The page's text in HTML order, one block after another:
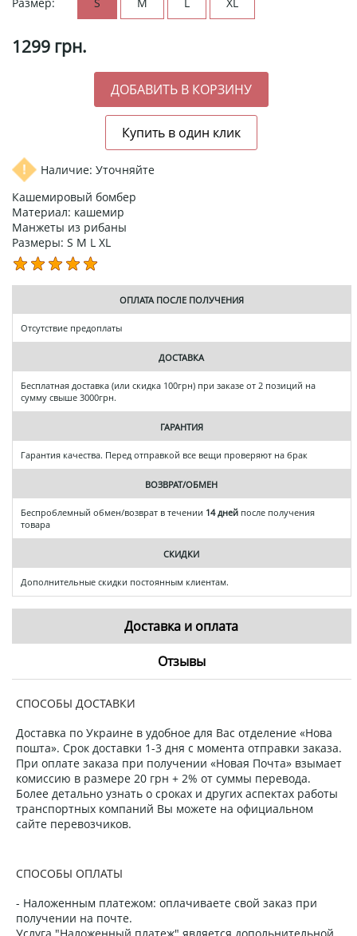
1299 грн.
Наличие: Уточняйте
Кашемировый бомбер
Материал: кашемир
Манжеты из рибаны
Размеры: S M L XL
ОПЛАТА ПОСЛЕ ПОЛУЧЕНИЯ
Отсутствие предоплаты
ДОСТАВКА
Бесплатная доставка (или скидка 100грн) при заказе от 2 позиций на
сумму свыше 3000грн.
ГАРАНТИЯ
Гарантия качества. Перед отправкой все вещи проверяют на брак
ВОЗВРАТ/ОБМЕН
Беспроблемный обмен/возврат в течении 14 дней после получения
товара
СКИДКИ
Дополнительные скидки постоянным клиентам.
Доставка и оплата
Отзывы
СПОСОБЫ ДОСТАВКИ
Доставка по Украине в удобное для Вас отделение «Нова
пошта». Срок доставки 1-3 дня с момента отправки заказа.
При оплате заказа при получении «Новая Почта» взымает
комиссию в размере 20 грн + 2% от суммы перевода.
Более детально узнать о сроках и других аспектах работы
транспортных компаний Вы можете на официальном
сайте перевозчиков.
СПОСОБЫ ОПЛАТЫ
- Наложенным платежом: оплачиваете свой заказ при
получении на почте.
Услуга "Наложенный платеж" является допольнительной